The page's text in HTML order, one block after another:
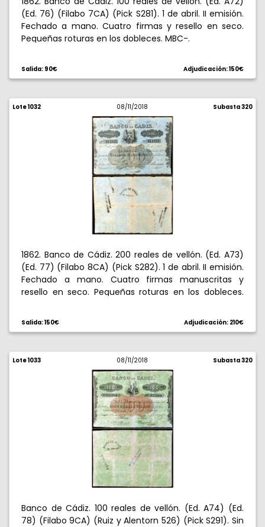
(Ed. 76) (Filabo 7CA) (Pick S281). 1 de abril. II emisión.
Fechado a mano. Cuatro firmas y resello en seco.
Pequeñas roturas en los dobleces. MBC-.
Salida: 90€ Adjudicación: 150€
Lote 1032 08/11/2018 Subasta 320
1862. Banco de Cádiz. 200 reales de vellón. (Ed. A73)
(Ed. 77) (Filabo 8CA) (Pick S282). 1 de abril. II emisión.
Fechado a mano. Cuatro firmas manuscritas y
resello en seco. Pequeñas roturas en los dobleces.
Salida: 150€ Adjudicación: 210€
Lote 1033 08/11/2018 Subasta 320
Banco de Cádiz. 100 reales de vellón. (Ed. A74) (Ed.
78) (Filabo 9CA) (Ruiz y Alentorn 526) (Pick S291). Sin